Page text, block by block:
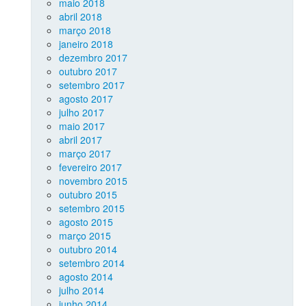
abril 2018
março 2018
janeiro 2018
dezembro 2017
outubro 2017
setembro 2017
agosto 2017
julho 2017
maio 2017
abril 2017
março 2017
fevereiro 2017
novembro 2015
outubro 2015
setembro 2015
agosto 2015
março 2015
outubro 2014
setembro 2014
agosto 2014
julho 2014